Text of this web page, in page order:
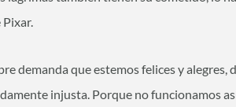
Pixar.
demanda que estemos felices y alegres,
injusta. Porque no funcionamos